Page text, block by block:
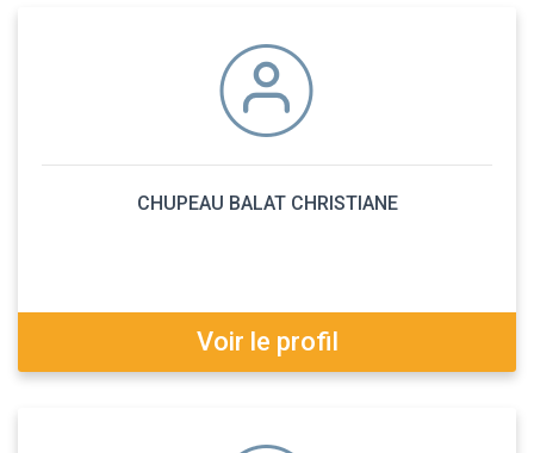
CHUPEAU BALAT CHRISTIANE
Voir le profil